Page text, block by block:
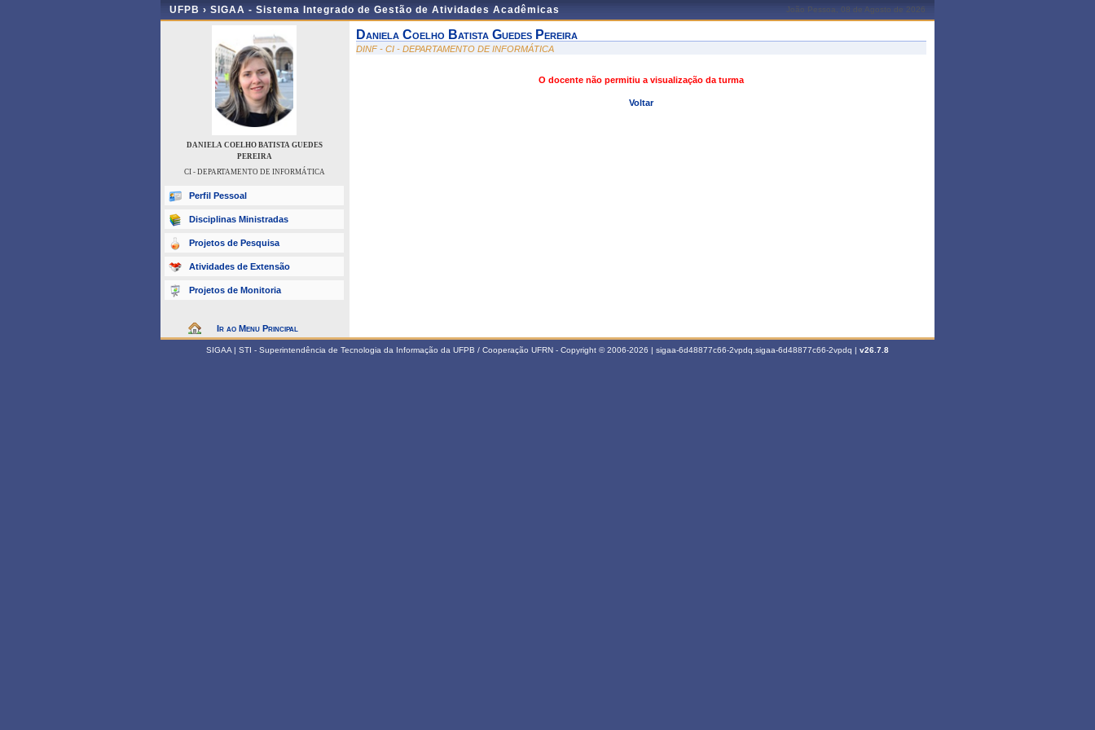
UFPB › SIGAA - Sistema Integrado de Gestão de Atividades Acadêmicas João Pessoa, 08 de Agosto de 2026
DANIELA COELHO BATISTA GUEDES
PEREIRA
CI - DEPARTAMENTO DE INFORMÁTICA
Perfil Pessoal
Disciplinas Ministradas
Projetos de Pesquisa
Atividades de Extensão
Projetos de Monitoria
Ir ao Menu Principal
Daniela Coelho Batista Guedes Pereira
DINF - CI - DEPARTAMENTO DE INFORMÁTICA
O docente não permitiu a visualização da turma
Voltar
SIGAA | STI - Superintendência de Tecnologia da Informação da UFPB / Cooperação UFRN - Copyright © 2006-2026 | sigaa-6d48877c66-2vpdq.sigaa-6d48877c66-2vpdq | v26.7.8